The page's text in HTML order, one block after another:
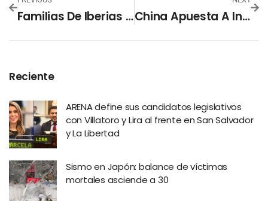
Familias De Iberias Unidas, Naval E Independencia Se Acercan Al Sueño De Estreñar Vivienda China Apuesta A Innovadoras Tecnologías Para Combatir Al Coronavirus
Reciente
ARENA define sus candidatos legislativos
con Villatoro y Lira al frente en San Salvador
y La Libertad
Sismo en Japón: balance de víctimas
mortales asciende a 30